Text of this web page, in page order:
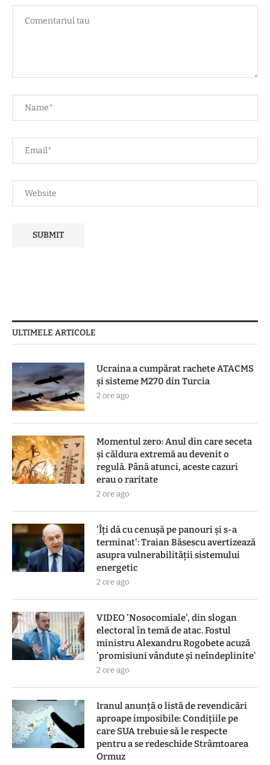
ULTIMELE ARTICOLE
Ucraina a cumpărat rachete ATACMS
și sisteme M270 din Turcia
2 ore ago
Momentul zero: Anul din care seceta
și căldura extremă au devenit o
regulă. Până atunci, aceste cazuri
erau o raritate
2 ore ago
'Îți dă cu cenușă pe panouri și s-a
terminat': Traian Băsescu avertizează
asupra vulnerabilității sistemului
energetic
2 ore ago
VIDEO 'Nosocomiale', din slogan
electoral în temă de atac. Fostul
ministru Alexandru Rogobete acuză
'promisiuni vândute și neîndeplinite'
2 ore ago
Iranul anunță o listă de revendicări
aproape imposibile: Condițiile pe
care SUA trebuie să le respecte
pentru a se redeschide Strâmtoarea
Ormuz